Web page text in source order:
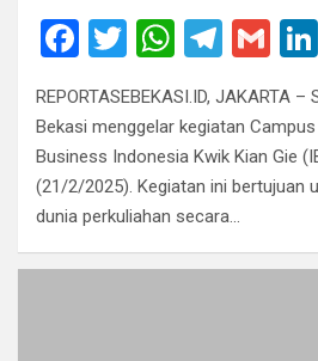
F
ce
b
o
o
k
T
tt
er
W
at
s
A
p
p
T
e
gr
a
m
G
ail
REPORTASEBEKASI.ID, JAKARTA
Bekasi menggelar kegiatan
Business Indonesia Kwik Kian Gie
(21/2/2025). Kegiatan ini bertujuan
dunia perkuliahan secara…